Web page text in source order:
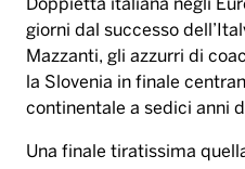
Doppietta italiana negli
giorni dal successo
Mazzanti, gli azzurri di
la Slovenia in finale
continentale a sedici anni
Una finale tiratissima